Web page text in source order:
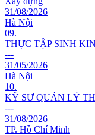
31/08/2026
Hà Nội
09.
THỰC TẬP SINH
---
31/05/2026
Hà Nội
10.
KỸ SƯ QUẢN LÝ
---
31/08/2026
TP. Hồ Chí Minh